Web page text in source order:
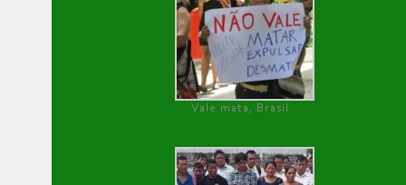
Vale mata, Brasil